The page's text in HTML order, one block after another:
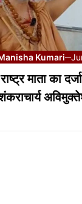
Kumari—
माता का